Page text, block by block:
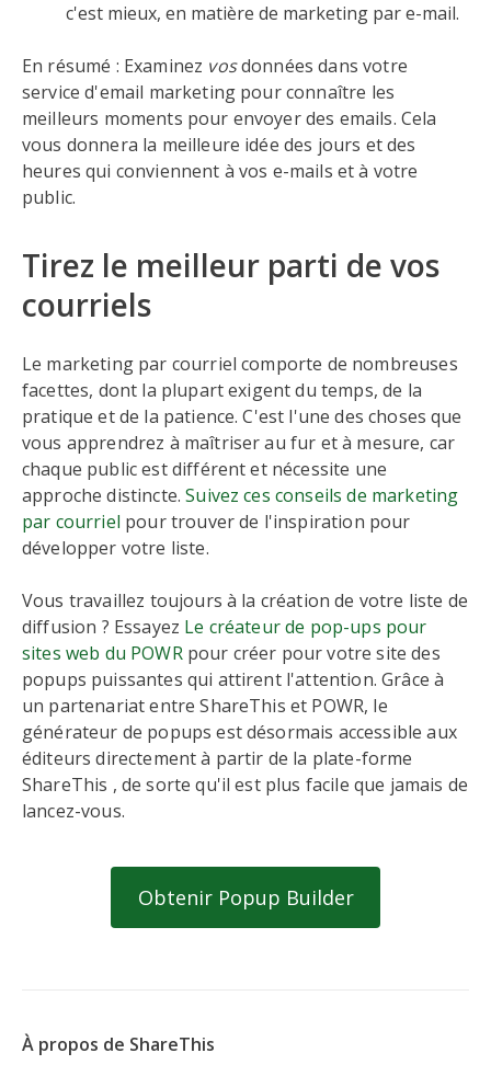
c'est mieux, en matière de marketing par e-mail.
En résumé : Examinez vosdonnées dans votre
service d'email marketing pour connaître les
meilleurs moments pour envoyer des emails. Cela
vous donnera la meilleure idée des jours et des
heures qui conviennent à vos e-mails et à votre
public.
Tirez le meilleur parti de vos
courriels
Le marketing par courriel comporte de nombreuses
facettes, dont la plupart exigent du temps, de la
pratique et de la patience. C'est l'une des choses que
vous apprendrez à maîtriser au fur et à mesure, car
chaque public est différent et nécessite une
approche distincte.Suivez ces conseils de marketing
par courriel pour trouver de l'inspiration pour
développer votre liste.
Vous travaillez toujours à la création de votre liste de
diffusion ? Essayez Le créateur de pop-ups pour
sites web du POWRpour créer pour votre site des
popups puissantes qui attirent l'attention. Grâce à
un partenariat entre ShareThis et POWR, le
générateur de popups est désormais accessible aux
éditeurs directement à partir de la plate-forme
ShareThis , de sorte qu'il est plus facile que jamais de
lancez-vous.
Obtenir Popup Builder
À propos de ShareThis